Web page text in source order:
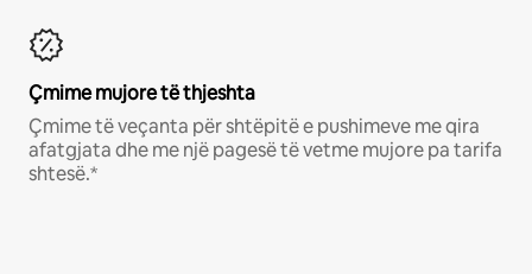
Çmime mujore të thjeshta
Çmime të veçanta për shtëpitë e pushimeve me qira
afatgjata dhe me një pagesë të vetme mujore pa tarifa
shtesë.*